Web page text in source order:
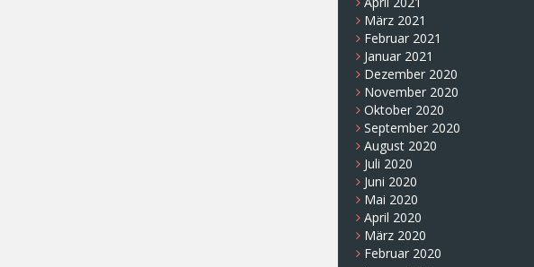
März 2021
Februar 2021
Januar 2021
Dezember 2020
November 2020
Oktober 2020
September 2020
August 2020
Juli 2020
Juni 2020
Mai 2020
April 2020
März 2020
Februar 2020